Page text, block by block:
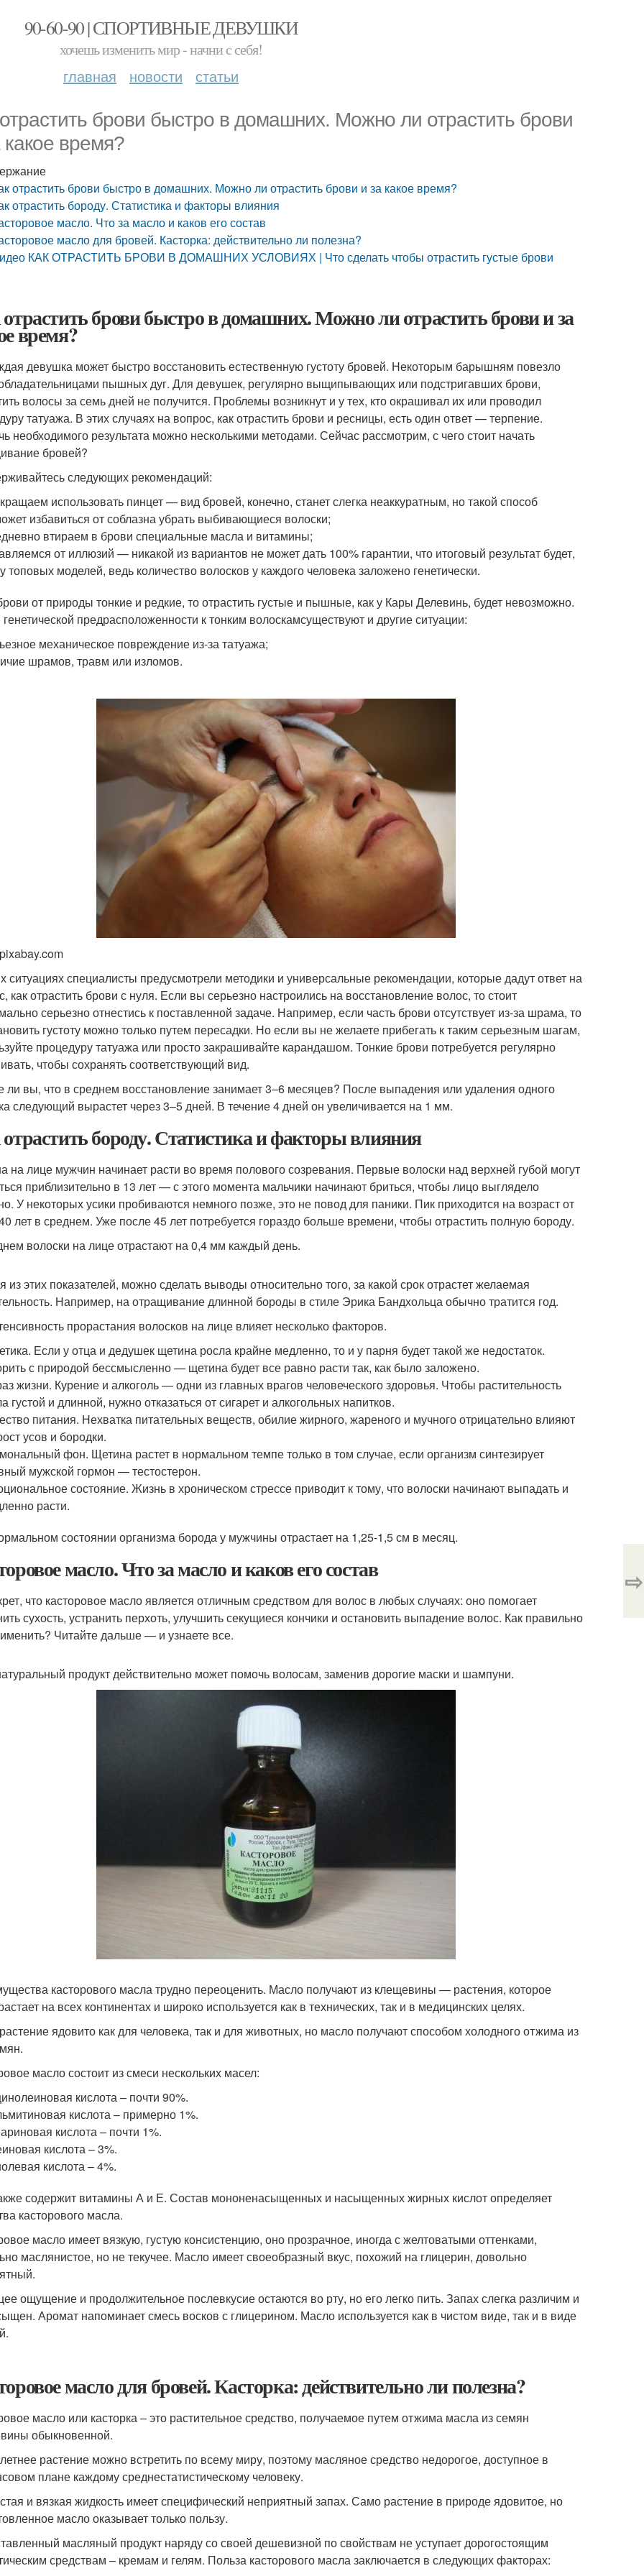
90-60-90 | СПОРТИВНЫЕ ДЕВУШКИ
хочешь изменить мир - начни с себя!
главная новости статьи
брови быстро в домашних. Можно ли отрастить брови
какое время?
отрастить брови быстро в домашних. Можно ли отрастить брови и за какое время?
отрастить бороду. Статистика и факторы влияния
масло. Что за масло и каков его состав
масло для бровей. Касторка: действительно ли полезна?
КАК ОТРАСТИТЬ БРОВИ В ДОМАШНИХ УСЛОВИЯХ | Что сделать чтобы отрастить густые брови
брови быстро в домашних. Можно ли отрастить брови и за
время?
девушка может быстро восстановить естественную густоту бровей. Некоторым барышням повезло
пышных дуг. Для девушек, регулярно выщипывающих или подстригавших брови,
волосы за семь дней не получится. Проблемы возникнут и у тех, кто окрашивал их или проводил
татуажа. В этих случаях на вопрос, как отрастить брови и ресницы, есть один ответ — терпение.
необходимого результата можно несколькими методами. Сейчас рассмотрим, с чего стоит начать
бровей?
следующих рекомендаций:
использовать пинцет — вид бровей, конечно, станет слегка неаккуратным, но такой способ
избавиться от соблазна убрать выбивающиеся волоски;
втираем в брови специальные масла и витамины;
от иллюзий — никакой из вариантов не может дать 100% гарантии, что итоговый результат будет,
топовых моделей, ведь количество волосков у каждого человека заложено генетически.
от природы тонкие и редкие, то отрастить густые и пышные, как у Кары Делевинь, будет невозможно.
предрасположенности к тонким волоскамсуществуют и другие ситуации:
механическое повреждение из-за татуажа;
шрамов, травм или изломов.
ситуациях специалисты предусмотрели методики и универсальные рекомендации, которые дадут ответ на
как отрастить брови с нуля. Если вы серьезно настроились на восстановление волос, то стоит
серьезно отнестись к поставленной задаче. Например, если часть брови отсутствует из-за шрама, то
густоту можно только путем пересадки. Но если вы не желаете прибегать к таким серьезным шагам,
процедуру татуажа или просто закрашивайте карандашом. Тонкие брови потребуется регулярно
чтобы сохранять соответствующий вид.
ли вы, что в среднем восстановление занимает 3–6 месяцев? После выпадения или удаления одного
следующий вырастет через 3–5 дней. В течение 4 дней он увеличивается на 1 мм.
бороду. Статистика и факторы влияния
на лице мужчин начинает расти во время полового созревания. Первые волоски над верхней губой могут
приблизительно в 13 лет — с этого момента мальчики начинают бриться, чтобы лицо выглядело
У некоторых усики пробиваются немного позже, это не повод для паники. Пик приходится на возраст от
лет в среднем. Уже после 45 лет потребуется гораздо больше времени, чтобы отрастить полную бороду.
волоски на лице отрастают на 0,4 мм каждый день.
из этих показателей, можно сделать выводы относительно того, за какой срок отрастет желаемая
Например, на отращивание длинной бороды в стиле Эрика Бандхольца обычно тратится год.
прорастания волосков на лице влияет несколько факторов.
Если у отца и дедушек щетина росла крайне медленно, то и у парня будет такой же недостаток.
с природой бессмысленно — щетина будет все равно расти так, как было заложено.
жизни. Курение и алкоголь — одни из главных врагов человеческого здоровья. Чтобы растительность
густой и длинной, нужно отказаться от сигарет и алкогольных напитков.
питания. Нехватка питательных веществ, обилие жирного, жареного и мучного отрицательно влияют
усов и бородки.
фон. Щетина растет в нормальном темпе только в том случае, если организм синтезирует
мужской гормон — тестостерон.
состояние. Жизнь в хроническом стрессе приводит к тому, что волоски начинают выпадать и
расти.
состоянии организма борода у мужчины отрастает на 1,25-1,5 см в месяц.
масло. Что за масло и каков его состав
что касторовое масло является отличным средством для волос в любых случаях: оно помогает
сухость, устранить перхоть, улучшить секущиеся кончики и остановить выпадение волос. Как правильно
Читайте дальше — и узнаете все.
продукт действительно может помочь волосам, заменив дорогие маски и шампуни.
касторового масла трудно переоценить. Масло получают из клещевины — растения, которое
на всех континентах и ​​широко используется как в технических, так и в медицинских целях.
ядовито как для человека, так и для животных, но масло получают способом холодного отжима из
масло состоит из смеси нескольких масел:
кислота – почти 90%.
кислота – примерно 1%.
кислота – почти 1%.
кислота – 3%.
кислота – 4%.
содержит витамины А и Е. Состав мононенасыщенных и насыщенных жирных кислот определяет
касторового масла.
масло имеет вязкую, густую консистенцию, оно прозрачное, иногда с желтоватыми оттенками,
маслянистое, но не текучее. Масло имеет своеобразный вкус, похожий на глицерин, довольно
ощущение и продолжительное послевкусие остаются во рту, но его легко пить. Запах слегка различим и
Аромат напоминает смесь восков с глицерином. Масло используется как в чистом виде, так и в виде
масло для бровей. Касторка: действительно ли полезна?
масло или касторка – это растительное средство, получаемое путем отжима масла из семян
обыкновенной.
растение можно встретить по всему миру, поэтому масляное средство недорогое, доступное в
плане каждому среднестатистическому человеку.
и вязкая жидкость имеет специфический неприятный запах. Само растение в природе ядовитое, но
масло оказывает только пользу.
масляный продукт наряду со своей дешевизной по свойствам не уступает дорогостоящим
средствам – кремам и гелям. Польза касторового масла заключается в следующих факторах:
⇨